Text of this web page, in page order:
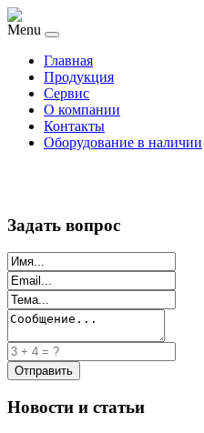
Menu
Главная
Продукция
Сервис
О компании
Контакты
Оборудование в наличии
Задать вопрос
Новости и статьи